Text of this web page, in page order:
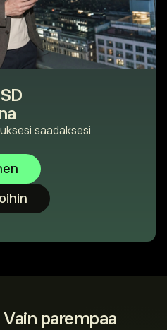
saadaksesi
parempaa